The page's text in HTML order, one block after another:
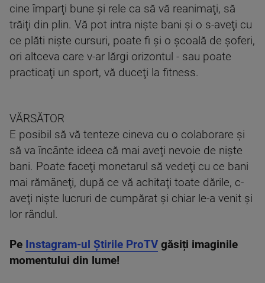
cine împarţi bune şi rele ca să vă reanimaţi, să
trăiţi din plin. Vă pot intra nişte bani şi o s-aveţi cu
ce plăti nişte cursuri, poate fi şi o şcoală de şoferi,
ori altceva care v-ar lărgi orizontul - sau poate
practicaţi un sport, vă duceţi la fitness.
VĂRSĂTOR
E posibil să vă tenteze cineva cu o colaborare şi
să va încânte ideea că mai aveţi nevoie de nişte
bani. Poate faceţi monetarul să vedeţi cu ce bani
mai rămâneţi, după ce vă achitaţi toate dările, c-
aveţi nişte lucruri de cumpărat şi chiar le-a venit şi
lor rândul.
Pe Instagram-ul Știrile ProTV găsiți imaginile
momentului din lume!